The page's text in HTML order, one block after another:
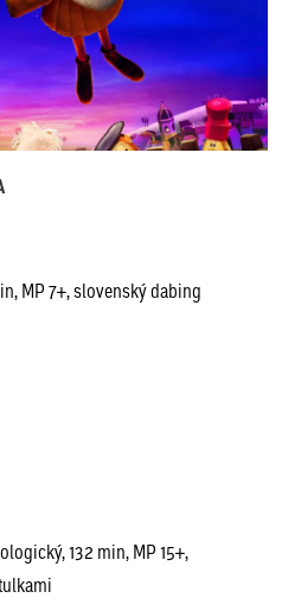
MP 7+, slovenský dabing
132 min, MP 15+,